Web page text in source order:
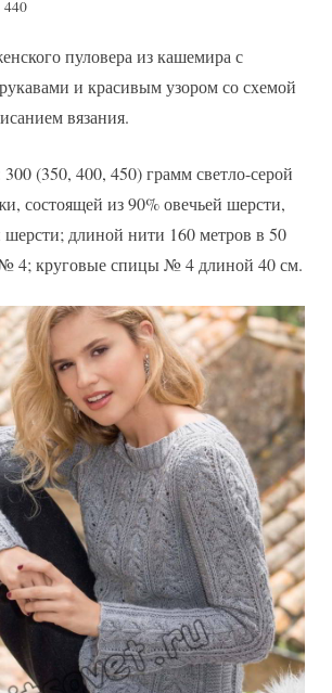
440
пуловера из кашемира с
и красивым узором со схемой
вязания.
(350, 400, 450) грамм светло-серой
состоящей из 90% овечьей шерсти,
длиной нити 160 метров в 50
4; круговые спицы № 4 длиной 40 см.